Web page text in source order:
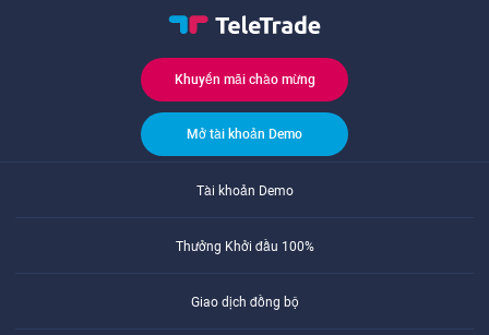
Khuyến mãi chào mừng
Mở tài khoản Demo
Tài khoản Demo
Thưởng Khởi đầu 100%
Giao dịch đồng bộ